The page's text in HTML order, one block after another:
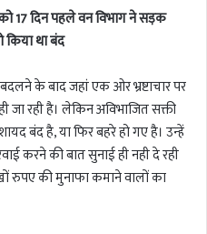
17 दिन पहले वन विभाग ने सड़क
था बंद
के बाद जहां एक ओर भ्रष्टाचार पर
जा रही है। लेकिन अविभाजित सक्ती
बंद है, या फिर बहरे हो गए है। उन्हें
करने की बात सुनाई ही नही दे रही
की मुनाफा कमाने वालों का